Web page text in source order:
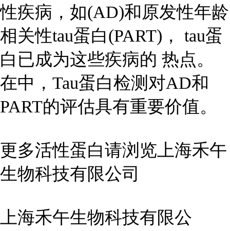
性疾病，如(AD)和原发性年龄
相关性tau蛋白(PART)， tau蛋
白已成为这些疾病的 热点。
在中，Tau蛋白检测对AD和
PART的评估具有重要价值。
更多活性蛋白请浏览上海禾午
生物科技有限公司
上海禾午生物科技有限公